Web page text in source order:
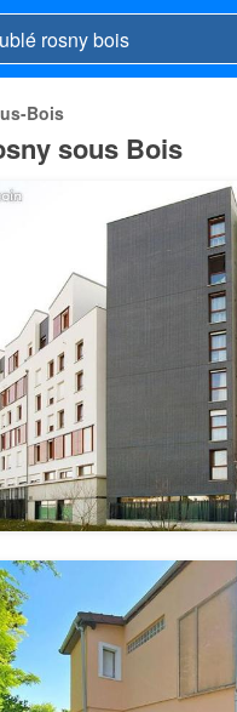
Bois
sous Bois